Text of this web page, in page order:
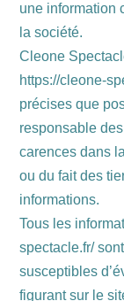
une information
la société.
Cleone
https://cleone-
précises que
responsable
carences dans
ou du fait des
informations.
Tous les
spectacle.fr/
susceptibles
figurant sur le